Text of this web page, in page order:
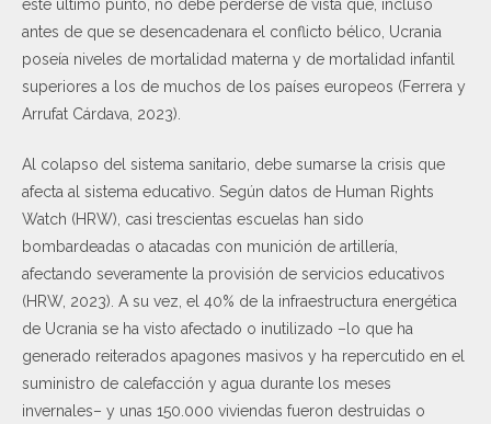
este último punto, no debe perderse de vista que, incluso
antes de que se desencadenara el conflicto bélico, Ucrania
poseía niveles de mortalidad materna y de mortalidad infantil
superiores a los de muchos de los países europeos (Ferrera y
Arrufat Cárdava, 2023).
Al colapso del sistema sanitario, debe sumarse la crisis que
afecta al sistema educativo. Según datos de Human Rights
Watch (HRW), casi trescientas escuelas han sido
bombardeadas o atacadas con munición de artillería,
afectando severamente la provisión de servicios educativos
(HRW, 2023). A su vez, el 40% de la infraestructura energética
de Ucrania se ha visto afectado o inutilizado –lo que ha
generado reiterados apagones masivos y ha repercutido en el
suministro de calefacción y agua durante los meses
invernales– y unas 150.000 viviendas fueron destruidas o